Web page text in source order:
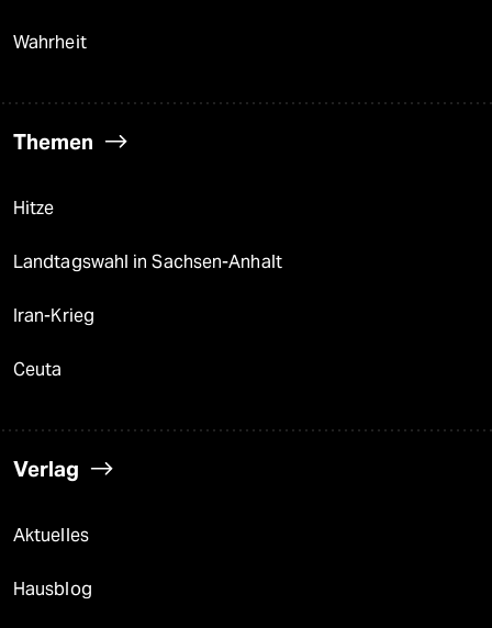
Wahrheit
Themen
Hitze
Landtagswahl in Sachsen-Anhalt
Iran-Krieg
Ceuta
Verlag
Aktuelles
Hausblog